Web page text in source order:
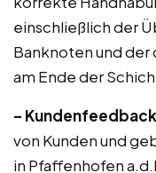
einschließlich der
Banknoten und
am Ende der
–
von Kunden und
in Pfaffenhofen